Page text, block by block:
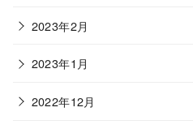
2023年2月
2023年1月
2022年12月